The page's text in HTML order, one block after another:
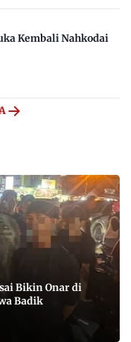
Kembali Nahkodai
Bikin Onar di
Badik